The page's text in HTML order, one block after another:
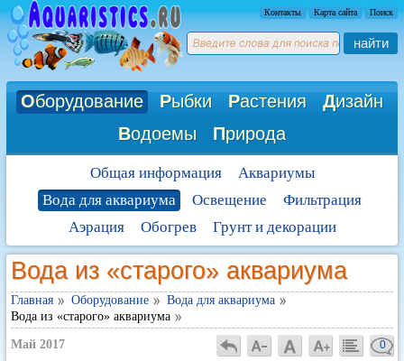
Контакты Карта сайта Поиск
найти
Оборудование Рыбки Растения Дизайн
Водоемы Природа
Общая информация
Аквариумы
Вода для аквариума
Освещение
Фильтрация
Аэрация
Обогрев Грунт и декорации
Вода из «старого» аквариума
Главная Оборудование
Вода для аквариума
Вода из «старого» аквариума
Май 2017 0